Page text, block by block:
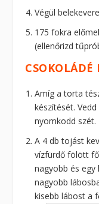
Végül
175 fokra
(ellenőrizd
CSOKOLÁDÉ
Amíg a torta
készítését.
nyomkodd szét.
A 4 db tojást
vízfürdő fölött
nagyobb és egy
nagyobb
kisebb lábost a